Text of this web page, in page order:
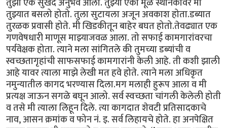
तुझ्यात बसलो होतो. तुला सुटायला अजून अवकाश होता.डब्यात
तुरळक प्रवासी होते. मी खिडकीतून बाहेर बघत होतो.तेवढ्यात एक
गणवेषधारी माणूस माझ्याजवळ आला. तो सफाई कामगारांवरचा
पर्यवेक्षक होता. त्याने मला सांगितले की तुमच्या डब्यांची व
स्वच्छतागृहांची साफसफाई कामगारांनी केली आहे. ती कशी झाली
आहे यावर त्याला माझे लेखी मत हवे होते. त्याने मला अधिकृत
नमुन्यातील कागद भरण्यास दिला.मग मलाही हुरूप आला व मी
प्रत्यक्ष जाऊन सगळे बघून आलो. सर्व स्वच्छता चांगली केलेली होती
व तसे मी त्याला लिहून दिले. त्या कागदात शेवटी प्रतिसादकाचे
नाव, आसन क्रमांक व फोन नं. इ. सर्व लिहायचे होते. हा अनपेक्षित